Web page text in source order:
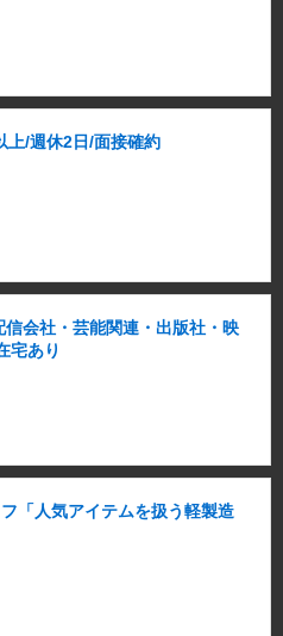
上/週休2日/面接確約
会社・芸能関連・出版社・映
宅あり
「人気アイテムを扱う軽製造